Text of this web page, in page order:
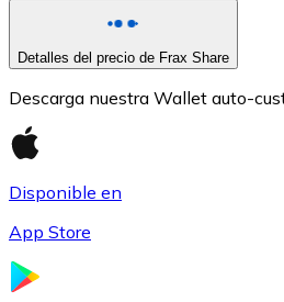
Detalles del precio de Frax Share
Descarga nuestra Wallet auto-
Disponible en
App Store